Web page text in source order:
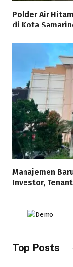
Polder Air
di Kota
Manajemen
Investor,
Top Posts